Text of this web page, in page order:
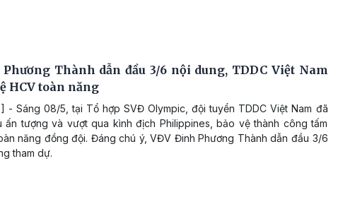
Thành dẫn đầu 3/6 nội dung, TDDC Việt Nam
HCV toàn năng
- Sáng 08/5, tại Tổ hợp SVĐ Olympic, đội tuyển TDDC Việt Nam đã
ấn tượng và vượt qua kình địch Philippines, bảo vệ thành công tấm
năng đồng đội. Đáng chú ý, VĐV Đinh Phương Thành dẫn đầu 3/6
tham dự.